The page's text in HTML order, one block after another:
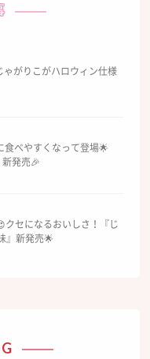
ゃがりこがハロウィン仕様
食べやすくなって登場🌟
新発売🎉
クセになるおいしさ！『じ
』新発売🌟